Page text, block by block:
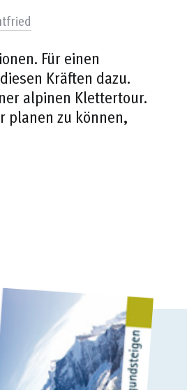
Für einen
Kräften dazu.
alpinen Klettertour.
planen zu können,